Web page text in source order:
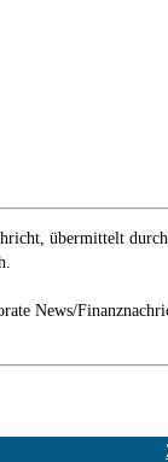
übermittelt durch
News/